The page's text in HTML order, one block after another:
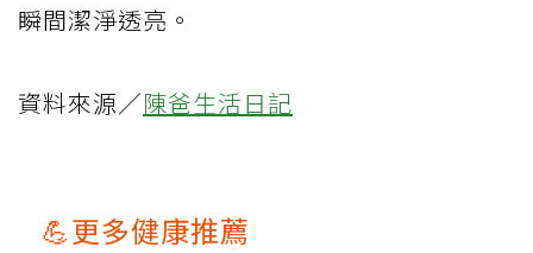
瞬間潔淨透亮。
資料來源／陳爸生活日記
💪更多健康推薦